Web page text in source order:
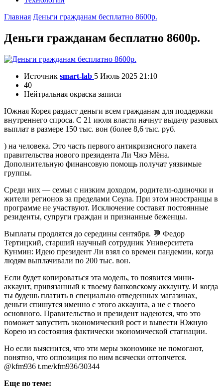
Главная Деньги гражданам бесплатно 8600р.
Деньги гражданам бесплатно 8600р.
Источник smart-lab 5 Июль 2025 21:10
40
Нейтральная окраска записи
Южная Корея раздаст деньги всем гражданам для поддержки
внутреннего спроса. С 21 июля власти начнут выдачу разовых
выплат в размере 150 тыс. вон (более 8,6 тыс. руб.
) на человека. Это часть первого антикризисного пакета
правительства нового президента Ли Чжэ Мёна.
Дополнительную финансовую помощь получат уязвимые
группы.
Среди них — семьи с низким доходом, родители-одиночки и
жители регионов за пределами Сеула. При этом иностранцы в
программе не участвуют. Исключение составят постоянные
резиденты, супруги граждан и признанные беженцы.
Выплаты продлятся до середины сентября. 💬 Федор
Тертицкий, старший научный сотрудник Университета
Кунмин: Идею президент Ли взял со времен пандемии, когда
людям выплачивали по 200 тыс. вон.
Если будет копироваться эта модель, то появится мини-
аккаунт, привязанный к твоему банковскому аккаунту. И когда
ты будешь платить в специально отведенных магазинах,
деньги спишутся именно с этого аккаунта, а не с твоего
основного. Правительство и президент надеются, что это
поможет запустить экономический рост и вывести Южную
Корею из состояния фактически экономической стагнации.
Но если выяснится, что эти меры экономике не помогают,
понятно, что оппозиция по ним всячески оттопчется.
@kfm936 t.me/kfm936/30344
Еще по теме: